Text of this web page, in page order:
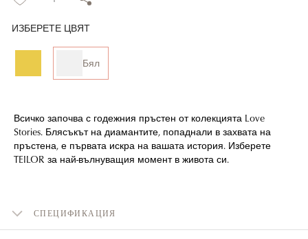
ИЗБЕРЕТЕ ЦВЯТ
Бял
Всичко започва с годежния пръстен от колекцията Love
Stories. Блясъкът на диамантите, попаднали в захвата на
пръстена, е първата искра на вашата история. Изберете
TEILOR за най-вълнуващия момент в живота си.
СПЕЦИФИКАЦИЯ